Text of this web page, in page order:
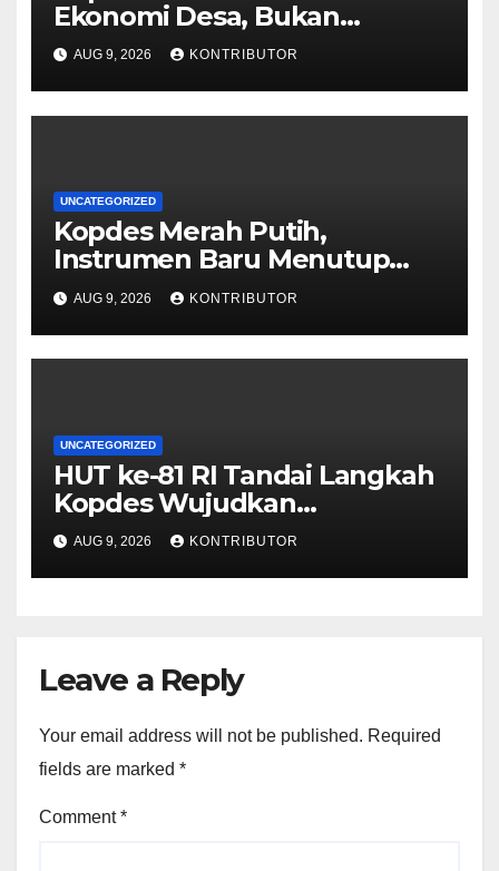
Ekonomi Desa, Bukan
Memonopoli Pasar
AUG 9, 2026 KONTRIBUTOR
UNCATEGORIZED
Kopdes Merah Putih,
Instrumen Baru Menutup
Celah Nepotisme Penyaluran
Bansos
AUG 9, 2026 KONTRIBUTOR
UNCATEGORIZED
HUT ke-81 RI Tandai Langkah
Kopdes Wujudkan
Kedaulatan Pangan dari Akar
Rumput
AUG 9, 2026 KONTRIBUTOR
Leave a Reply
Your email address will not be published. Required
fields are marked *
Comment*